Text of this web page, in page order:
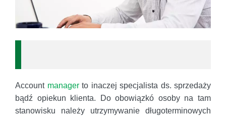
Account managerto inaczej specjalista ds. sprzedaży
bądź opiekun klienta. Do obowiązkó osoby na tam
stanowisku należy utrzymywanie długoterminowych